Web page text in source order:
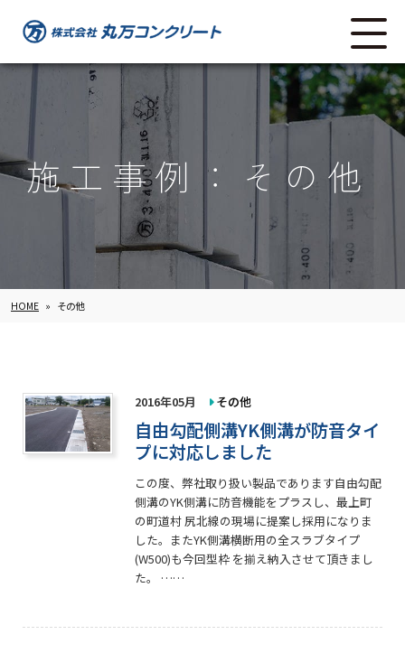
施工事例：その他
HOME » その他
2016年05月 その他
自由勾配側溝YK側溝が防音タイ
プに対応しました
この度、弊社取り扱い製品であります自由勾配
側溝のYK側溝に防音機能をプラスし、最上町
の町道村 尻北線の現場に提案し採用になりま
した。またYK側溝横断用の全スラブタイプ
(W500)も今回型枠 を揃え納入させて頂きまし
た。 ……